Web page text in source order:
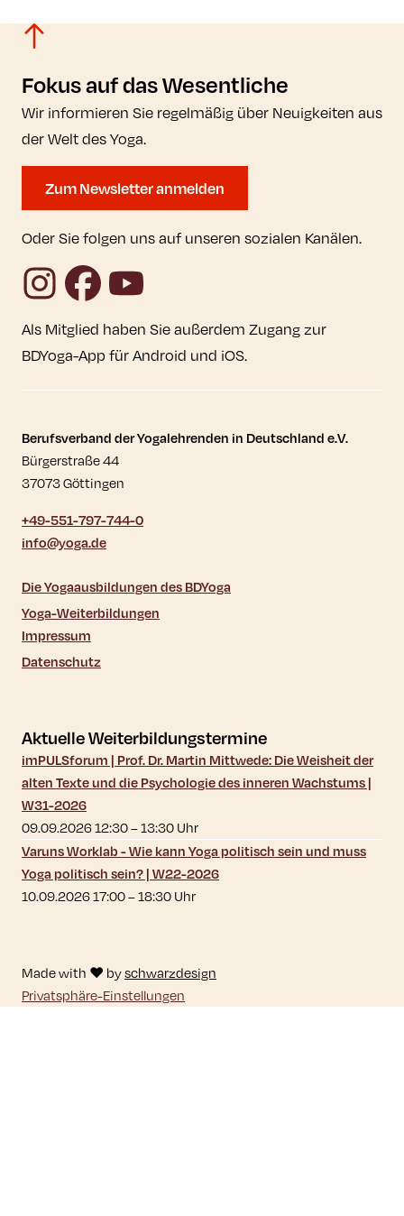
Fokus auf das Wesentliche
Wir informieren Sie regelmäßig über Neuigkeiten aus
der Welt des Yoga.
Zum Newsletter anmelden
Oder Sie folgen uns auf unseren sozialen Kanälen.
InstagramFacebookYouTube
Als Mitglied haben Sie außerdem Zugang zur
BDYoga-App für Android und iOS.
Kontaktdaten und weitere Links
Berufsverband der Yogalehrenden in Deutschland e.V.
Bürgerstraße 44
37073 Göttingen
+49-551-797-744-0
info@yoga.de
Die Yogaausbildungen des BDYoga
Yoga-Weiterbildungen
Impressum
Datenschutz
Aktuelle Weiterbildungstermine
imPULSforum | Prof. Dr. Martin Mittwede: Die Weisheit der
alten Texte und die Psychologie des inneren Wachstums |
W31-2026
09.09.2026 12:30–13:30Uhr
Varuns Worklab - Wie kann Yoga politisch sein und muss
Yoga politisch sein? | W22-2026
10.09.2026 17:00–18:30Uhr
Made with ♥ byschwarzdesign
Privatsphäre-Einstellungen